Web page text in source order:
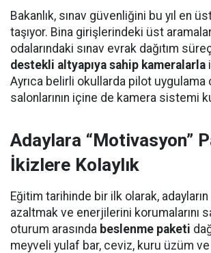
Bakanlık, sınav güvenliğini bu yıl en
taşıyor. Bina girişlerindeki üst
odalarındaki sınav evrak dağıtım
destekli altyapıya sahip kameralarla
Ayrıca belirli okullarda pilot uygulama
salonlarının içine de kamera sistemi
Adaylara “Motivasyon”
İkizlere Kolaylık
Eğitim tarihinde bir ilk olarak, adayların
azaltmak ve enerjilerini korumalarını
oturum arasında beslenme paketi
meyveli yulaf bar, ceviz, kuru üzüm